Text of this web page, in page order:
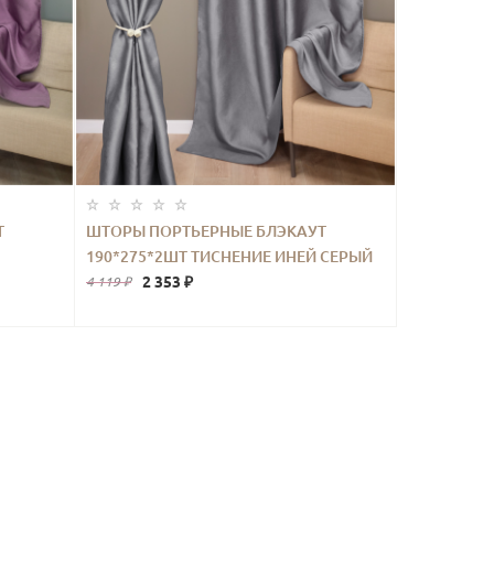
ШТОРЫ ПОРТЬЕРНЫЕ БЛЭКАУТ
190*275*2ШТ ТИСНЕНИЕ ИНЕЙ СЕРЫЙ
4 119 ₽ 2 353 ₽